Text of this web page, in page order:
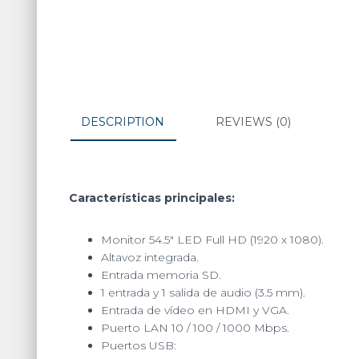
DESCRIPTION REVIEWS (0)
Características principales:
Monitor 54.5″ LED Full HD (1920 x 1080).
Altavoz integrada.
Entrada memoria SD.
1 entrada y 1 salida de audio (3.5 mm).
Entrada de vídeo en HDMI y VGA.
Puerto LAN 10 / 100 / 1000 Mbps.
Puertos USB: